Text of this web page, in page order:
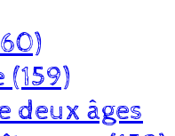
(159)
deux âges